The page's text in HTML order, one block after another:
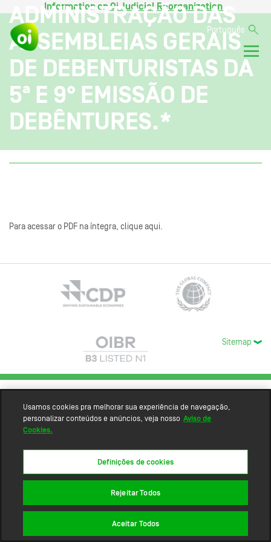
Information onOi Judicial Reorganization
Português
ADMINISTRAÇÃO DAS
ASSEMBLEIAS GERAIS
DE DEBENTURISTAS DA
5ª E 9° EMISSÃO DE
DEBÊNTURES.*
Para acessar o PDF na íntegra, clique aqui.
Sitemap
Usamos cookies pra melhorar sua experiência de navegação,
personalizar conteúdos e anúncios, veja nosso Aviso de
Cookies.
Definições de cookies
Rejeitar Todos
Aceitar Todos